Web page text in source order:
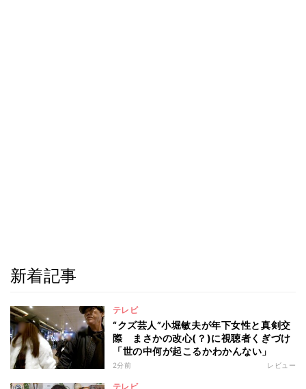
新着記事
テレビ
“クズ芸人”小堀敏夫が年下女性と真剣交
際 まさかの改心(？)に視聴者くぎづけ
「世の中何が起こるかわかんない」
2分前 レビュー
テレビ